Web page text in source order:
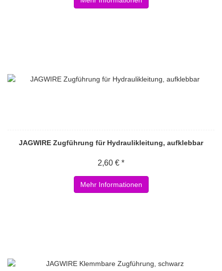
JAGWIRE Zugführung für Hydraulikleitung, aufklebbar
2,60 € *
Mehr Informationen